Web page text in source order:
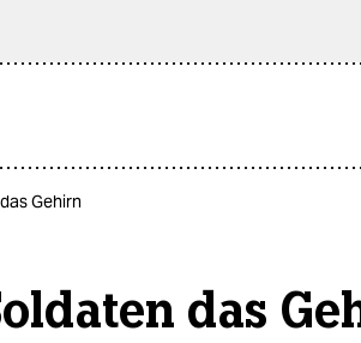
Gehirn
das